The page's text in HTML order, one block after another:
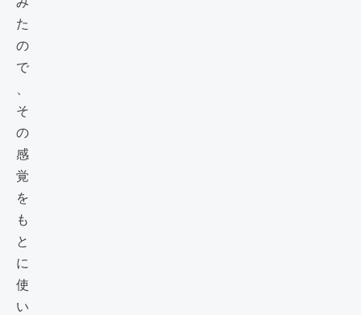
た
の
で
、
そ
の
感
覚
を
も
と
に
使
い